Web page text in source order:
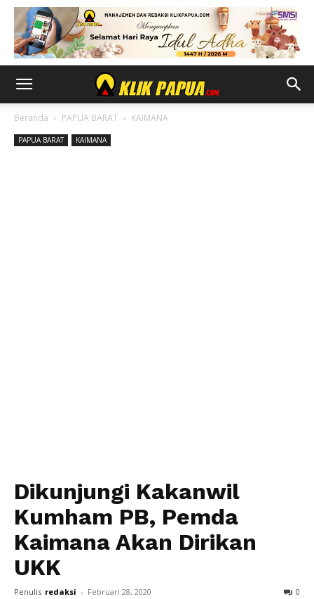
Beranda PAPUA BARAT KAIMANA
PAPUA BARAT KAIMANA
Dikunjungi Kakanwil
Kumham PB, Pemda
Kaimana Akan Dirikan
UKK
Penulis redaksi - Februari 28, 2020 0